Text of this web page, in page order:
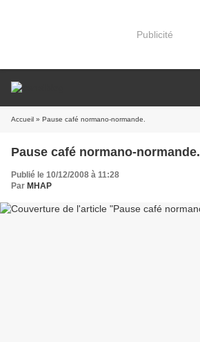
Publicité
Accueil » Pause café normano-normande.
Pause café normano-normande.
Publié le 10/12/2008 à 11:28
Par MHAP